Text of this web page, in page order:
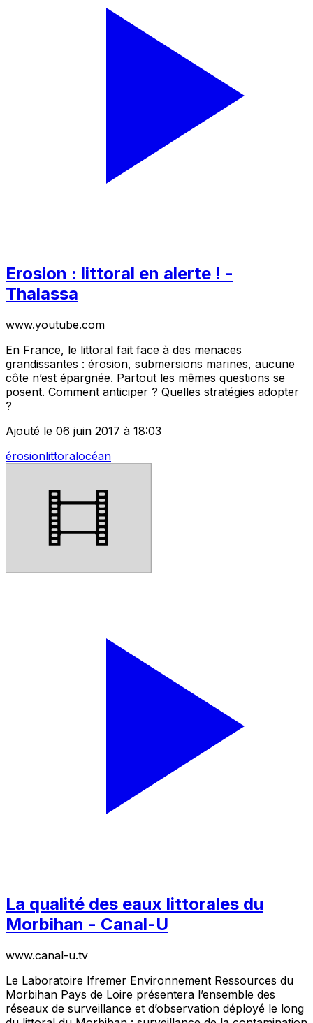
Erosion : littoral en alerte ! -
Thalassa
www.youtube.com
En France, le littoral fait face à des menaces
grandissantes : érosion, submersions marines, aucune
côte n’est épargnée. Partout les mêmes questions se
posent. Comment anticiper ? Quelles stratégies adopter
?
Ajouté le 06 juin 2017 à 18:03
érosionlittoralocéan
La qualité des eaux littorales du
Morbihan - Canal-U
www.canal-u.tv
Le Laboratoire Ifremer Environnement Ressources du
Morbihan Pays de Loire présentera l’ensemble des
réseaux de surveillance et d’observation déployé le long